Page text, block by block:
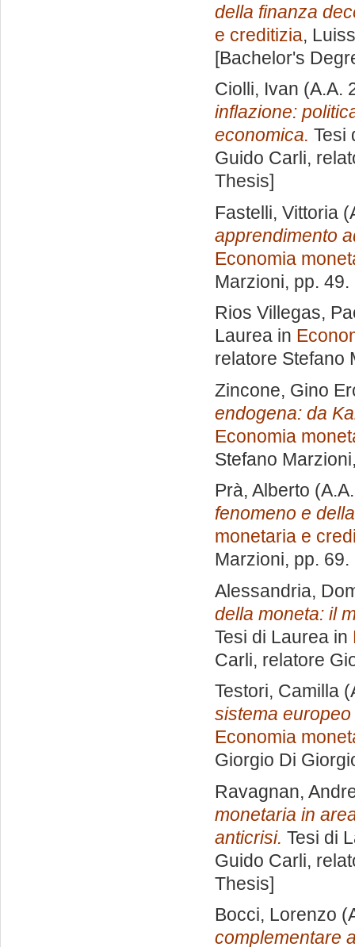
della finanza
e creditizia,
[Bachelor's
Ciolli, Ivan (A.A.
inflazione:
economica. Tesi
Guido Carli,
Thesis]
Fastelli, Vittoria
apprendimento
Economia
Marzioni, pp.
Rios Villegas,
Laurea in
relatore Stefano
Zincone, Gino
endogena: da
Economia
Stefano Marzioni
Prà, Alberto
fenomeno e
monetaria e
Marzioni, pp.
Alessandria,
della moneta: il
Tesi di Laurea in
Carli, relatore
Testori, Camilla
sistema
Economia
Giorgio Di
Ravagnan,
monetaria in
anticrisi. Tesi di
Guido Carli,
Thesis]
Bocci, Lorenzo
complementare